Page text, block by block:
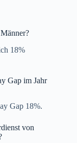
18%
Gap im Jahr
Gap 18%.
von